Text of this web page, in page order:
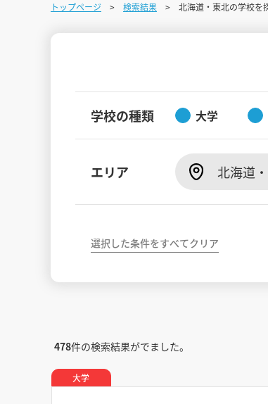
トップページ 検索結果 北海道・東北の学校を
学校の種類 大学
エリア 北海道
選択した条件をすべてクリア
478件の検索結果がでました。
大学